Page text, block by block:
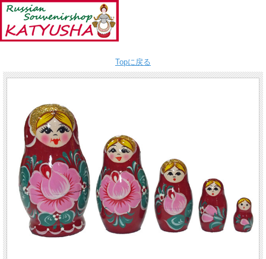
Topに戻る